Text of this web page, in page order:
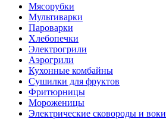
Мясорубки
Мультиварки
Пароварки
Хлебопечки
Электрогрили
Аэрогрили
Кухонные комбайны
Сушилки для фруктов
Фритюрницы
Мороженицы
Электрические сковороды и воки